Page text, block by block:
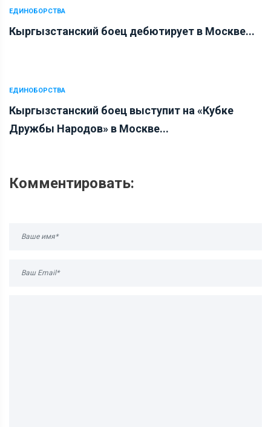
ЕДИНОБОРСТВА
Кыргызстанский боец дебютирует в Москве...
ЕДИНОБОРСТВА
Кыргызстанский боец выступит на «Кубке
Дружбы Народов» в Москве...
Комментировать: